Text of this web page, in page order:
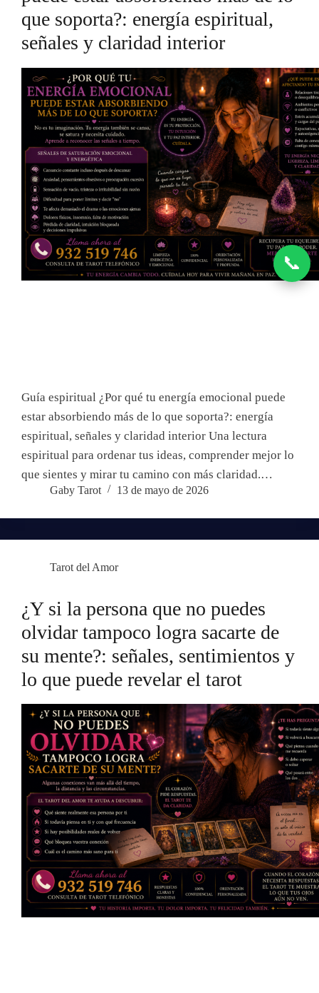
que soporta?: energía espiritual,
señales y claridad interior
Guía espiritual ¿Por qué tu energía emocional puede
estar absorbiendo más de lo que soporta?: energía
espiritual, señales y claridad interior Una lectura
espiritual para ordenar tus ideas, comprender mejor lo
que sientes y mirar tu camino con más claridad.…
Gaby Tarot 13 de mayo de 2026
Tarot del Amor
¿Y si la persona que no puedes
olvidar tampoco logra sacarte de
su mente?: señales, sentimientos y
lo que puede revelar el tarot
📞